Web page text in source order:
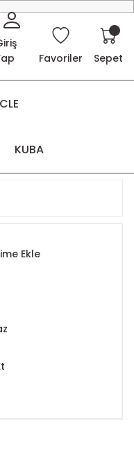
Favoriler Sepet
KUBA